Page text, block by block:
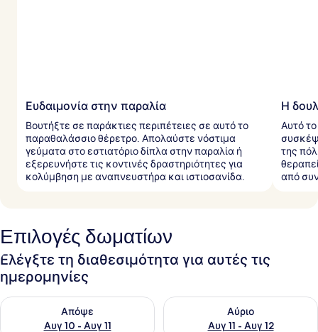
Ευδαιμονία στην παραλία
Βουτήξτε σε παράκτιες περιπέτειες σε αυτό το
παραθαλάσσιο θέρετρο. Απολαύστε νόστιμα
γεύματα στο εστιατόριο δίπλα στην παραλία ή
εξερευνήστε τις κοντινές δραστηριότητες για
κολύμβηση με αναπνευστήρα και ιστιοσανίδα.
Η
Αυτό
της
από
Επιλογές δωματίων
Ελέγξτε τη διαθεσιμότητα για αυτές τις
ημερομηνίες
Απόψε
Αυγ 10 - Αυγ 11
Έλεγχος διαθεσιμότητας για απόψε Αυγ 10 - Αυγ 11
Αύριο
Αυγ 11 - Αυγ 12
Έλεγχος διαθεσιμότητας